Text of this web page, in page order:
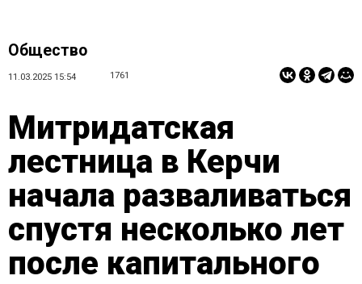
Общество
11.03.2025 15:54 1761
Митридатская
лестница в Керчи
начала разваливаться
спустя несколько лет
после капитального